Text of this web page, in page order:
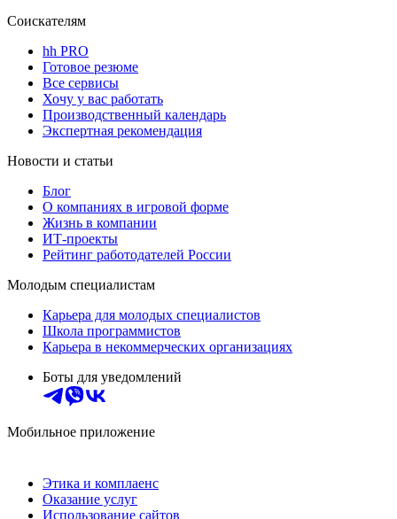
Соискателям
hh PRO
Готовое резюме
Все сервисы
Хочу у вас работать
Производственный календарь
Экспертная рекомендация
Новости и статьи
Блог
О компаниях в игровой форме
Жизнь в компании
ИТ-проекты
Рейтинг работодателей России
Молодым специалистам
Карьера для молодых специалистов
Школа программистов
Карьера в некоммерческих организациях
Боты для уведомлений
Мобильное приложение
Этика и комплаенс
Оказание услуг
Использование сайтов